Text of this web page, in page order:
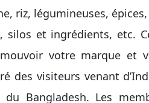
riz, légumineuses,
silos et ingrédients, etc.
votre marque et
des visiteurs venant
Bangladesh. Les